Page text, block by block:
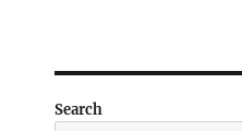
Search